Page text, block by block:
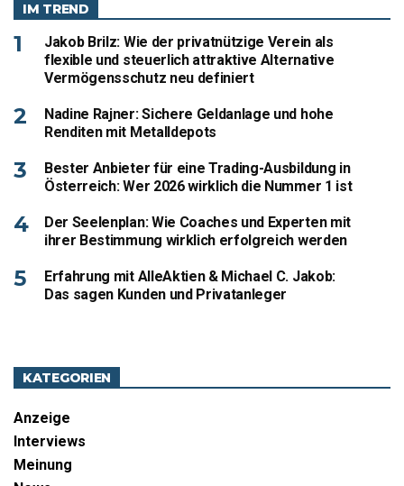
IM TREND
Jakob Brilz: Wie der privatnützige Verein als
flexible und steuerlich attraktive Alternative
Vermögensschutz neu definiert
Nadine Rajner: Sichere Geldanlage und hohe
Renditen mit Metalldepots
Bester Anbieter für eine Trading-Ausbildung in
Österreich: Wer 2026 wirklich die Nummer 1 ist
Der Seelenplan: Wie Coaches und Experten mit
ihrer Bestimmung wirklich erfolgreich werden
Erfahrung mit AlleAktien & Michael C. Jakob:
Das sagen Kunden und Privatanleger
KATEGORIEN
Anzeige
Interviews
Meinung